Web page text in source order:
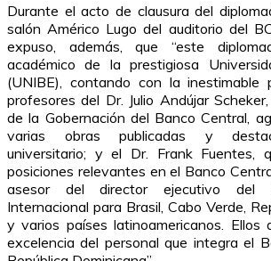
Durante el acto de clausura del
salón Américo Lugo del auditorio del
expuso, además, que “este
académico de la prestigiosa
(UNIBE), contando con la inestimable
profesores del Dr. Julio Andújar
de la Gobernación del Banco Central,
varias obras publicadas y
universitario; y el Dr. Frank Fuentes,
posiciones relevantes en el Banco
asesor del director ejecutivo del
Internacional para Brasil, Cabo Verde,
y varios países latinoamericanos. Ellos
excelencia del personal que integra el